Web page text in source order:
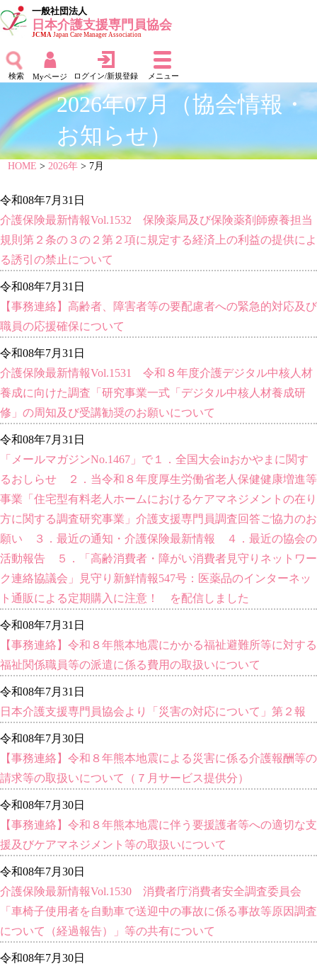
一般社団法人
日本介護支援専門員協会
JCMAJapan Care Manager Association
検索 Myページ ログイン/新規登録 メニュー
2026年07月（協会情報・
お知らせ）
HOME >2026年 > 7月
令和08年7月31日
介護保険最新情報Vol.1532 保険薬局及び保険薬剤師療養担当
規則第２条の３の２第２項に規定する経済上の利益の提供によ
る誘引の禁止について
令和08年7月31日
【事務連絡】高齢者、障害者等の要配慮者への緊急的対応及び
職員の応援確保について
令和08年7月31日
介護保険最新情報Vol.1531 令和８年度介護デジタル中核人材
養成に向けた調査「研究事業一式「デジタル中核人材養成研
修」の周知及び受講勧奨のお願いについて
令和08年7月31日
「メールマガジンNo.1467」で１．全国大会inおかやまに関す
るおしらせ ２．当令和８年度厚生労働省老人保健健康増進等
事業「住宅型有料老人ホームにおけるケアマネジメントの在り
方に関する調査研究事業」介護支援専門員調査回答ご協力のお
願い ３．最近の通知・介護保険最新情報 ４．最近の協会の
活動報告 ５．「高齢消費者・障がい消費者見守りネットワー
ク連絡協議会」見守り新鮮情報547号：医薬品のインターネッ
ト通販による定期購入に注意！ を配信しました
令和08年7月31日
【事務連絡】令和８年熊本地震にかかる福祉避難所等に対する
福祉関係職員等の派遣に係る費用の取扱いについて
令和08年7月31日
日本介護支援専門員協会より「災害の対応について」第２報
令和08年7月30日
【事務連絡】令和８年熊本地震による災害に係る介護報酬等の
請求等の取扱いについて（７月サービス提供分）
令和08年7月30日
【事務連絡】令和８年熊本地震に伴う要援護者等への適切な支
援及びケアマネジメント等の取扱いについて
令和08年7月30日
介護保険最新情報Vol.1530 消費者庁消費者安全調査委員会
「車椅子使用者を自動車で送迎中の事故に係る事故等原因調査
について（経過報告）」等の共有について
令和08年7月30日